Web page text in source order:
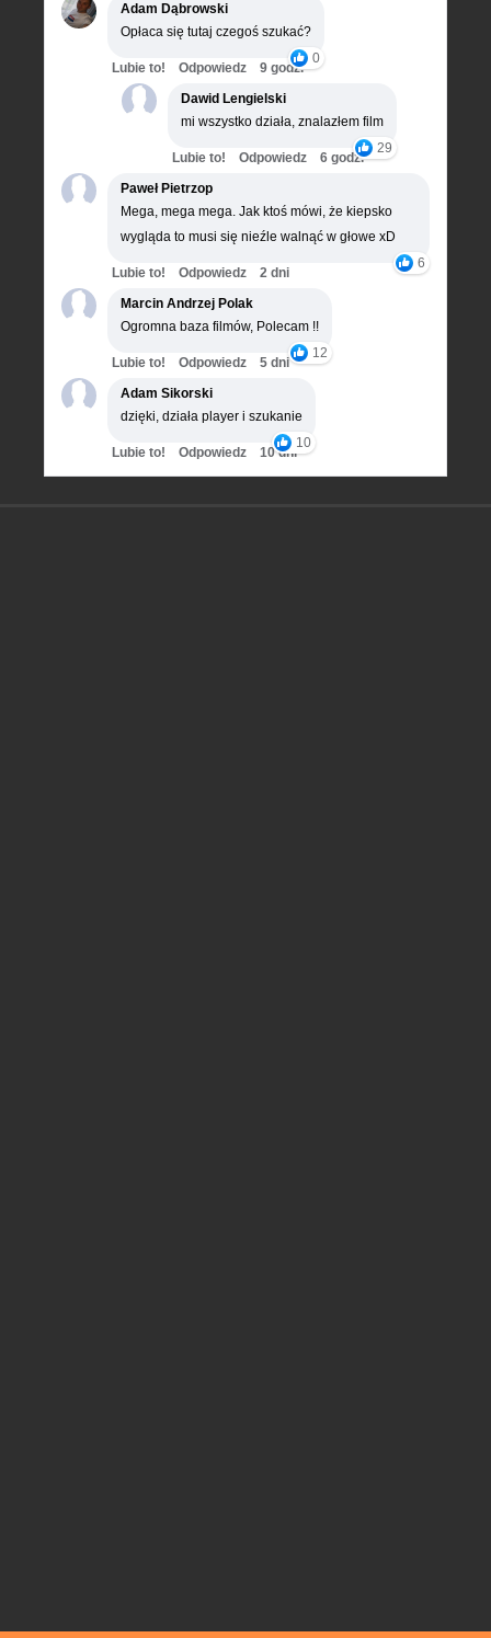
Adam Dąbrowski
Opłaca się tutaj czegoś szukać?
0
Lubie to! Odpowiedz
9 godz.
Dawid Lengielski
mi wszystko działa, znalazłem film
29
Lubie to! Odpowiedz
6 godz.
Paweł Pietrzop
Mega, mega mega. Jak ktoś mówi, że kiepsko
wygląda to musi się nieźle walnąć w głowe xD
6
Lubie to! Odpowiedz
2 dni
Marcin Andrzej Polak
Ogromna baza filmów, Polecam !!
12
Lubie to! Odpowiedz
5 dni
Adam Sikorski
dzięki, działa player i szukanie
10
Lubie to! Odpowiedz 10 dni